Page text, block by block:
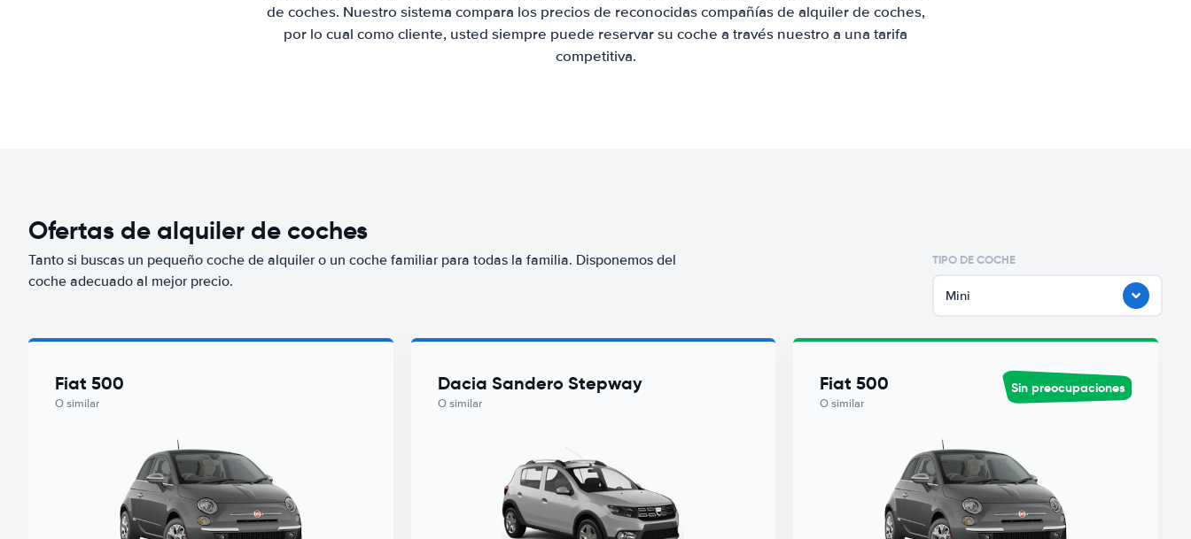
de coches. Nuestro sistema compara los precios de reconocidas compañías de alquiler de coches,
por lo cual como cliente, usted siempre puede reservar su coche a través nuestro a una tarifa
competitiva.
Ofertas de alquiler de coches
Tanto si buscas un pequeño coche de alquiler o un coche familiar para todas la familia. Disponemos del
coche adecuado al mejor precio.
TIPO DE COCHE
Mini
Fiat 500
O similar
Dacia Sandero Stepway
O similar
Fiat 500
O similar
Sin preocupaciones